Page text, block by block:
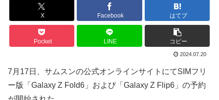
X Facebook はてブ
Pocket LINE コピー
2024.07.20
7月17日、サムスンの公式オンラインサイトにてSIMフリ
ー版「Galaxy Z Fold6」および「Galaxy Z Flip6」の予約